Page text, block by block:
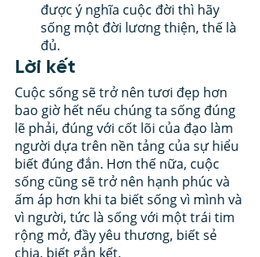
được ý nghĩa cuộc đời thì hãy
sống một đời lương thiện, thế là
đủ.
Lời kết
Cuộc sống sẽ trở nên tươi đẹp hơn
bao giờ hết nếu chúng ta sống đúng
lẽ phải, đúng với cốt lõi của đạo làm
người dựa trên nền tảng của sự hiểu
biết đúng đắn. Hơn thế nữa, cuộc
sống cũng sẽ trở nên hạnh phúc và
ấm áp hơn khi ta biết sống vì mình và
vì người, tức là sống với một trái tim
rộng mở, đầy yêu thương, biết sẻ
chia, biết gắn kết.